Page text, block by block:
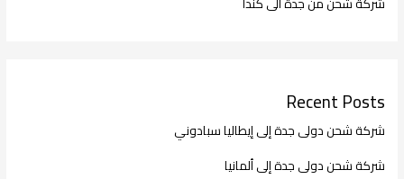
Recent Posts
شركة شحن دولى جدة إلى إيطاليا سبادوني
شركة شحن دولى جدة إلى ألمانيا